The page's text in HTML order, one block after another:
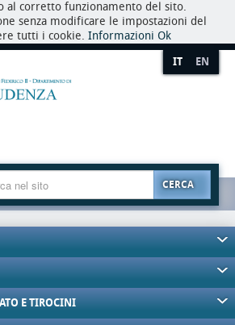
al corretto funzionamento del sito.
senza modificare le impostazioni del
tutti i cookie. Informazioni Ok
IT EN
CERCA
E TIROCINI